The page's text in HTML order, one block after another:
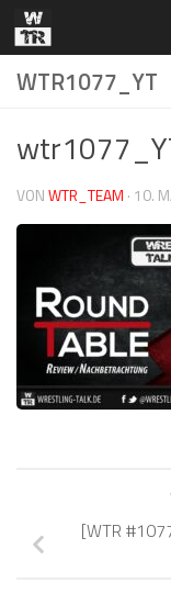
Zum Inhalt
WTR1077_YT
VONWTR_TEAM · 10.
[WTR